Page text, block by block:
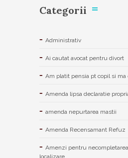
Categorii
Administrativ
Ai cautat avocat pentru divort
Am platit pensia pt copil si
Amenda lipsa declaratie
amenda nepurtarea mastii
Amenda Recensamant Refuz
Amenzi pentru
localizare